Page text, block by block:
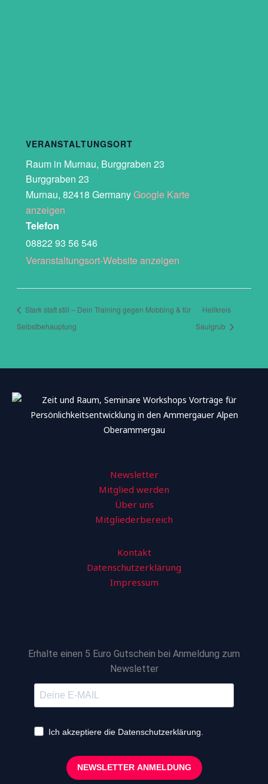
VERANSTALTUNGSORT
Raum in Murnau, Burggraben 23
Burggraben 23
Murnau, 82418 GermanyGoogle Karte
anzeigen
Telefon
08822 93 56 546
Veranstaltungsort-Website anzeigen
Stark statt still – Dein Training gegen Mobbing & für
Selbstbehauptung
Heilkreis
Saulgrub
Newsletter
Mitglied werden
Über uns
Mitgliederbereich
Kontakt
Datenschutzerklärung
Impressum
Erhalte einen 5 Euro Gutschein bei Anmeldung zum
Newsletter
Ich akzeptiere die Datenschutzerklärung.
NEWSLETTER ANMELDUNG